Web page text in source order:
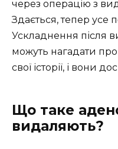
через операцію з
Здається, тепер усе
Ускладнення після
можуть нагадати про
свої історії, і вони
Що таке
видаляють?